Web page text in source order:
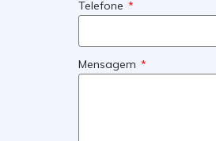
Telefone
Mensagem